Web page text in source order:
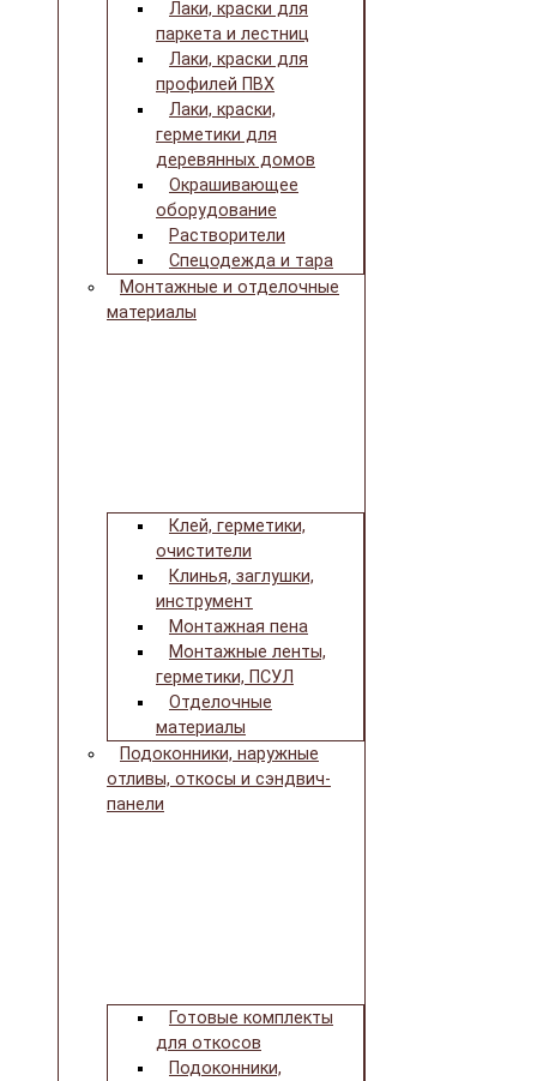
Лаки, краски для
паркета и лестниц
Лаки, краски для
профилей ПВХ
Лаки, краски,
герметики для
деревянных домов
Окрашивающее
оборудование
Растворители
Спецодежда и тара
Монтажные и отделочные
материалы
Клей, герметики,
очистители
Клинья, заглушки,
инструмент
Монтажная пена
Монтажные ленты,
герметики, ПСУЛ
Отделочные
материалы
Подоконники, наружные
отливы, откосы и сэндвич-
панели
Готовые комплекты
для откосов
Подоконники,